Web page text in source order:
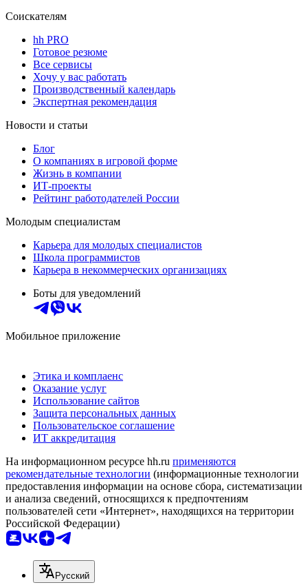
Соискателям
hh PRO
Готовое резюме
Все сервисы
Хочу у вас работать
Производственный календарь
Экспертная рекомендация
Новости и статьи
Блог
О компаниях в игровой форме
Жизнь в компании
ИТ-проекты
Рейтинг работодателей России
Молодым специалистам
Карьера для молодых специалистов
Школа программистов
Карьера в некоммерческих организациях
Боты для уведомлений
Мобильное приложение
Этика и комплаенс
Оказание услуг
Использование сайтов
Защита персональных данных
Пользовательское соглашение
ИТ аккредитация
На информационном ресурсе hh.ru применяются
рекомендательные технологии (информационные технологии
предоставления информации на основе сбора, систематизации
и анализа сведений, относящихся к предпочтениям
пользователей сети «Интернет», находящихся на территории
Российской Федерации)
Русский